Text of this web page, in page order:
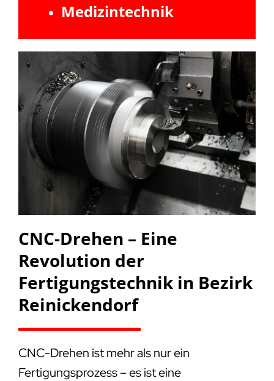
Medizintechnik
CNC-Drehen – Eine
Revolution der
Fertigungstechnik in Bezirk
Reinickendorf
CNC-Drehen ist mehr als nur ein
Fertigungsprozess – es ist eine